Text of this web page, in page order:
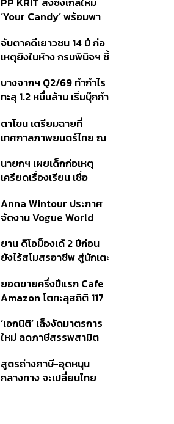
‘Your Candy’ พร้อมพา
สิกวิดีโอ
จับตาคดีเยาวชน 14 ปี ก่อ
เหตุยิงในห้าง กรมพินิจฯ ชี้
เนื่อง ประเมินปล่อยตัว
บางจากฯ Q2/69 ทำกำไร
ทะลุ 1.2 หมื่นล้าน เริ่มบุ๊กกำ
แรก หนุนรายได้ครึ่งปีทะลุ
3.2 แสนล้าน
ตาโขน เตรียมฉายที่
เทศกาลภาพยนตร์ไทย ณ
นายกฯ เผยเด็กก่อเหตุ
เครียดเรื่องเรียน เชื่อ
กระสุนอีกกว่า 30 นัด หาก
ไม่จบชีวิตตัวเองอาจสูญ
Anna Wintour ประกาศ
จัดงาน Vogue World
ยาน ดิโอม็องเด้ 2 ปีก่อน
ยังไร้สโมสรอาชีพ สู่นักเตะ
สัญญาถึงน้องสาวผู้ล่วง
ลับ
ยอดขายครึ่งปีแรก Cafe
Amazon โตทะลุสถิติ 117
สไตล์ OR โตต่อเนื่อง
‘เอกนิติ’ เล็งงัดมาตรการ
ใหม่ ลดภาษีสรรพสามิต
โรงงานในไทย
สูตรถ่างภาษี-อุดหนุน
กลางทาง จะเปลี่ยนไทย